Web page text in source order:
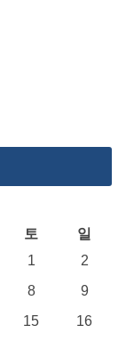
토
일
1
2
8
9
15
16